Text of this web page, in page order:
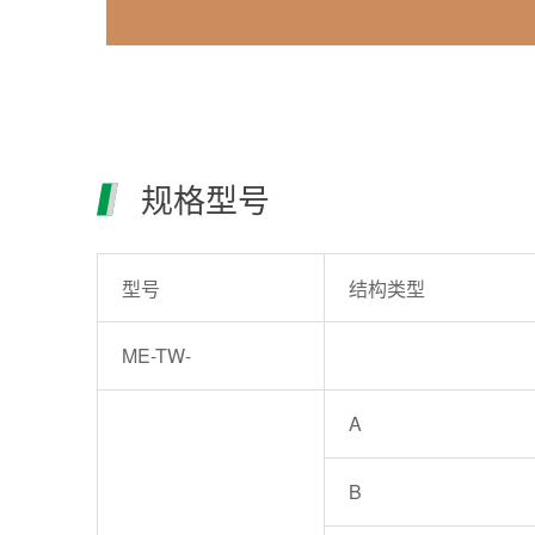
规格型号
型号 结构类型
ME-TW-
A
B